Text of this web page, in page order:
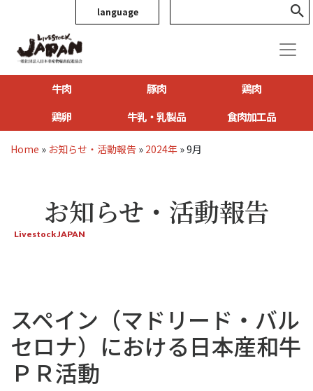
language
牛肉 豚肉
鶏肉
鶏卵
牛乳・乳製品 食肉加工品
Home » お知らせ・活動報告 » 2024年 »9月
お知らせ・活動報告
Livestock JAPAN
スペイン（マドリード・バル
セロナ）における日本産和牛
ＰＲ活動